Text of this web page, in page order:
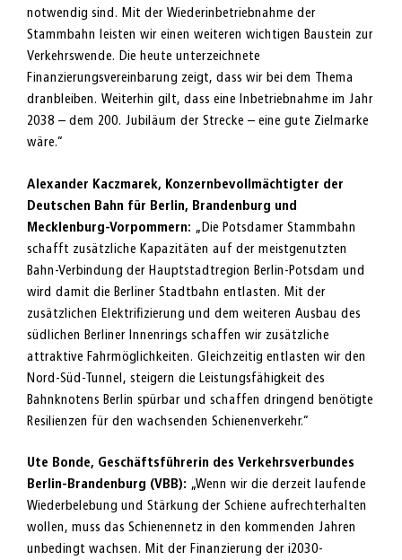
notwendig sind. Mit der Wiederinbetriebnahme der
Stammbahn leisten wir einen weiteren wichtigen Baustein zur
Verkehrswende. Die heute unterzeichnete
Finanzierungsvereinbarung zeigt, dass wir bei dem Thema
dranbleiben. Weiterhin gilt, dass eine Inbetriebnahme im Jahr
2038 – dem 200. Jubiläum der Strecke – eine gute Zielmarke
wäre.“
Alexander Kaczmarek, Konzernbevollmächtigter der
Deutschen Bahn für Berlin, Brandenburg und
Mecklenburg-Vorpommern: „Die Potsdamer Stammbahn
schafft zusätzliche Kapazitäten auf der meistgenutzten
Bahn-Verbindung der Hauptstadtregion Berlin-Potsdam und
wird damit die Berliner Stadtbahn entlasten. Mit der
zusätzlichen Elektrifizierung und dem weiteren Ausbau des
südlichen Berliner Innenrings schaffen wir zusätzliche
attraktive Fahrmöglichkeiten. Gleichzeitig entlasten wir den
Nord-Süd-Tunnel, steigern die Leistungsfähigkeit des
Bahnknotens Berlin spürbar und schaffen dringend benötigte
Resilienzen für den wachsenden Schienenverkehr.“
Ute Bonde, Geschäftsführerin des Verkehrsverbundes
Berlin-Brandenburg (VBB): „Wenn wir die derzeit laufende
Wiederbelebung und Stärkung der Schiene aufrechterhalten
wollen, muss das Schienennetz in den kommenden Jahren
unbedingt wachsen. Mit der Finanzierung der i2030-